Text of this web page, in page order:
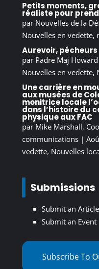
Petits moments,
réaliste pour
par Nouvelles de la
Nouvelles en vedette,
Aurevoir, pécheurs
par Padre Maj
Nouvelles en vedette,
Une carrière en
aux musées de
monitrice locale
dans l’histoire du
physique aux FAC
par Mike Marshall,
communications|
vedette, Nouvelles
Submissions
Submit an Article
Submit an Event
Subscribe To